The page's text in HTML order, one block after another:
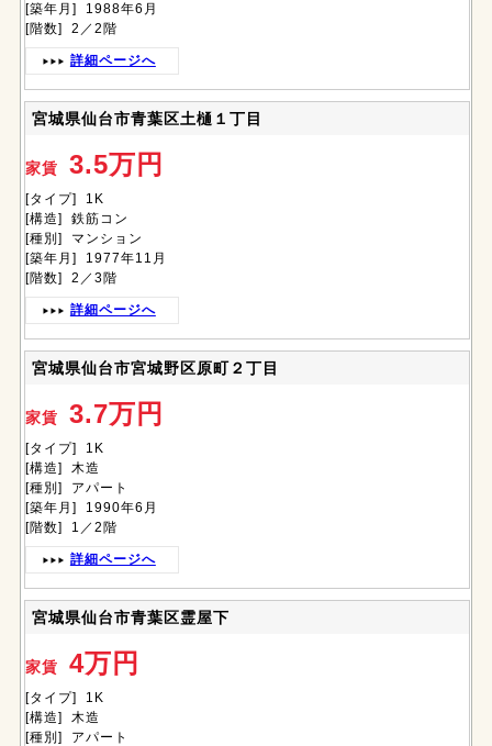
[築年月] 1988年6月
[階数] 2／2階
詳細ページへ
宮城県仙台市青葉区土樋１丁目
家賃 3.5万円
[タイプ] 1K
[構造] 鉄筋コン
[種別] マンション
[築年月] 1977年11月
[階数] 2／3階
詳細ページへ
宮城県仙台市宮城野区原町２丁目
家賃 3.7万円
[タイプ] 1K
[構造] 木造
[種別] アパート
[築年月] 1990年6月
[階数] 1／2階
詳細ページへ
宮城県仙台市青葉区霊屋下
家賃 4万円
[タイプ] 1K
[構造] 木造
[種別] アパート